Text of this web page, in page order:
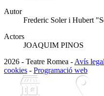
Autor
Frederic Soler i Hubert
Actors
JOAQUIM PINOS
2026 - Teatre Romea - Avís legal
cookies - Programació web